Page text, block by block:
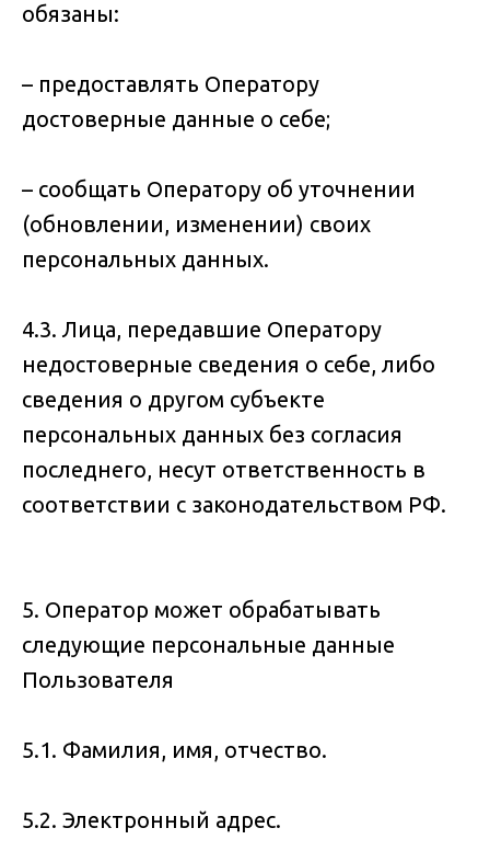
обязаны:
– предоставлять Оператору
достоверные данные о себе;
– сообщать Оператору об уточнении
(обновлении, изменении) своих
персональных данных.
4.3. Лица, передавшие Оператору
недостоверные сведения о себе, либо
сведения о другом субъекте
персональных данных без согласия
последнего, несут ответственность в
соответствии с законодательством РФ.
5. Оператор может обрабатывать
следующие персональные данные
Пользователя
5.1. Фамилия, имя, отчество.
5.2. Электронный адрес.